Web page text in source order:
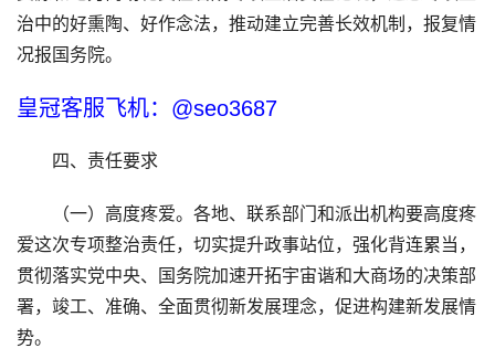
治中的好熏陶、好作念法，推动建立完善长效机制，报复情
况报国务院。
皇冠客服飞机：@seo3687
四、责任要求
（一）高度疼爱。各地、联系部门和派出机构要高度疼
爱这次专项整治责任，切实提升政事站位，强化背连累当，
贯彻落实党中央、国务院加速开拓宇宙谐和大商场的决策部
署，竣工、准确、全面贯彻新发展理念，促进构建新发展情
势。